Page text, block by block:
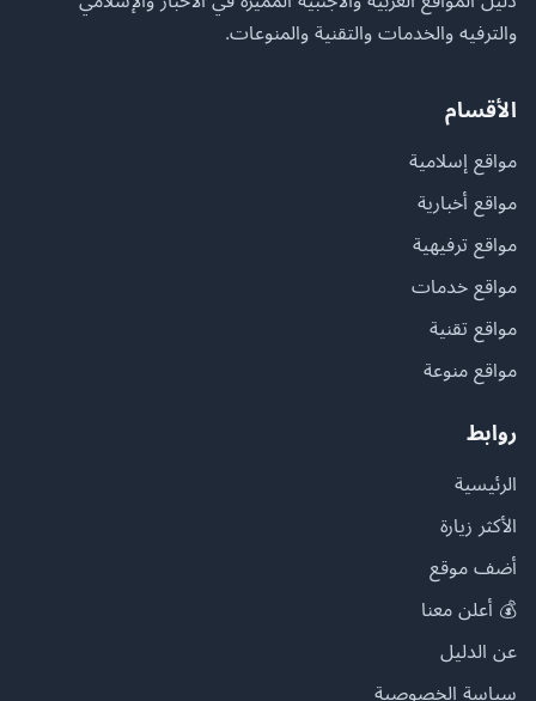
والترفيه والخدمات والتقنية والمنوعات.
الأقسام
مواقع إسلامية
مواقع أخبارية
مواقع ترفيهية
مواقع خدمات
مواقع تقنية
مواقع منوعة
روابط
الرئيسية
الأكثر زيارة
أضف موقع
💰 أعلن معنا
عن الدليل
سياسة الخصوصية